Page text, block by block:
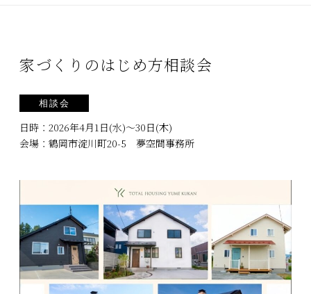
家づくりのはじめ方相談会
相談会
日時：2026年4月1日(水)〜30日(木)
会場：鶴岡市淀川町20-5 夢空間事務所